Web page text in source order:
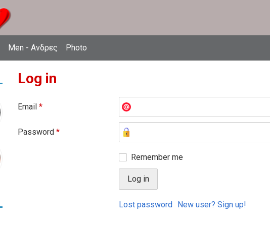
Men - Ανδρες Photo
Log in
Email *
Password *
Remember me
Lost password New user? Sign up!